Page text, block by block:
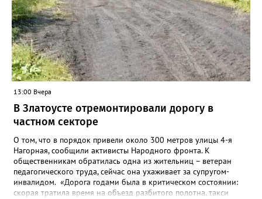
13:00 Вчера
В Златоусте отремонтировали дорогу в
частном секторе
О том, что в порядок привели около 300 метров улицы 4-я
Нагорная, сообщили активисты Народного фронта. К
общественникам обратилась одна из жительниц – ветеран
педагогического труда, сейчас она ухаживает за супругом-
инвалидом. «Дорога годами была в критическом состоянии:
скорая тратила время на объезд разбитого полотна, такси